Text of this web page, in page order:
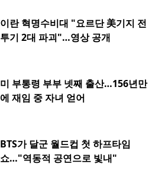
이란 혁명수비대 "요르단 美기지 전
투기 2대 파괴"…영상 공개
미 부통령 부부 넷째 출산…156년만
에 재임 중 자녀 얻어
BTS가 달군 월드컵 첫 하프타임
쇼…"역동적 공연으로 빛내"